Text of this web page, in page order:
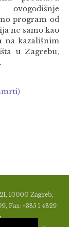
ovogodišnje
program od
ne samo kao
na kazališnim
u Zagrebu,
10000 Zagreb,
Fax: +385 1 4829